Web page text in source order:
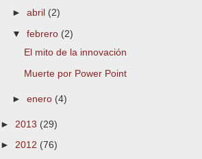
► abril (2)
▼ febrero (2)
El mito de la innovación
Muerte por Power Point
► enero (4)
► 2013 (29)
► 2012 (76)